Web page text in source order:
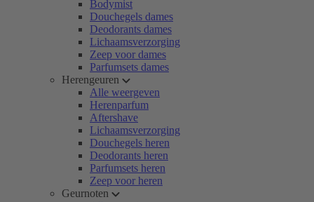
Bodymist
Douchegels dames
Deodorants dames
Lichaamsverzorging
Zeep voor dames
Parfumsets dames
Herengeuren
Alle weergeven
Herenparfum
Aftershave
Lichaamsverzorging
Douchegels heren
Deodorants heren
Parfumsets heren
Zeep voor heren
Geurnoten